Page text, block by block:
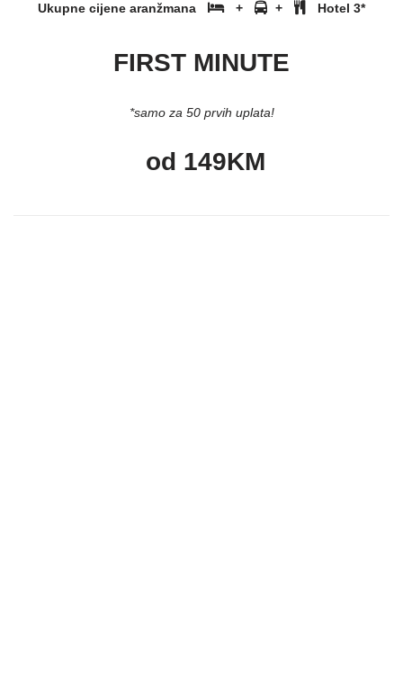
Ukupne cijene aranžmana + + Hotel 3*
FIRST MINUTE
*samo za 50 prvih uplata!
od 149KM